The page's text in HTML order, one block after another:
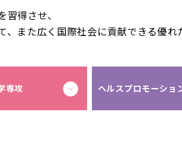
得させ、
また広く国際社会に貢献できる優れ
専攻 ヘルスプロモーショ